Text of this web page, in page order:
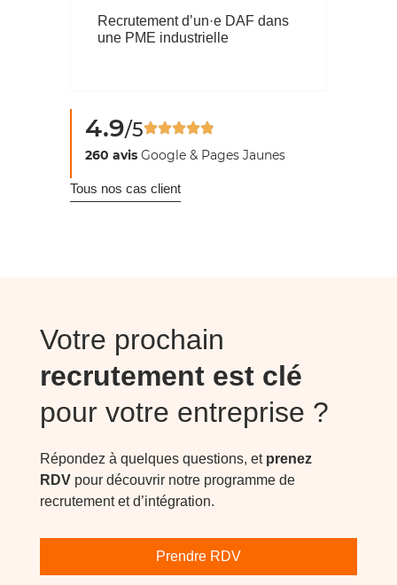
4.9/5
260 avis Google & Pages Jaunes
Tous nos cas client
Recrutement d’un·e DAF dans
une PME industrielle
Votre prochain
recrutement est clé
pour votre entreprise ?
Répondez à quelques questions, etprenez
RDV pour découvrir notre programme de
recrutement et d’intégration.
Prendre RDV